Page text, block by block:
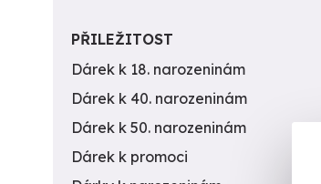
PŘILEŽITOST
Dárek k 18. narozeninám
Dárek k 40. narozeninám
Dárek k 50. narozeninám
Dárek k promoci